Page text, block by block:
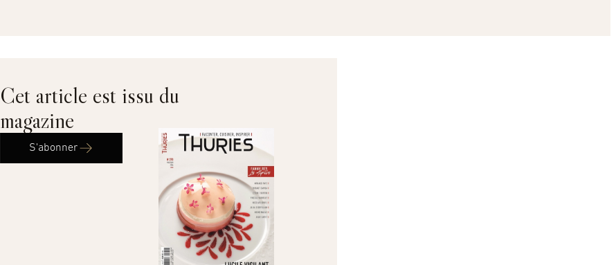
Cet article est issu du
magazine
S'abonner